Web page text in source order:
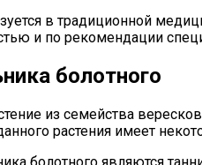
в традиционной
и по рекомендации
болотного
из семейства
растения имеет